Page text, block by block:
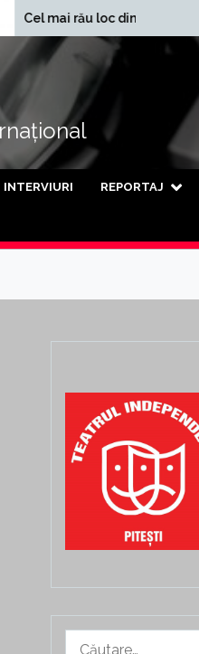
loc din lume
INTERVIURI REPORTAJ